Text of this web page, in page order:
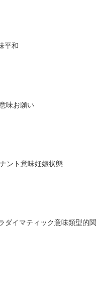
平和
味お願い
ント意味妊娠状態
ダイマティック意味類型的